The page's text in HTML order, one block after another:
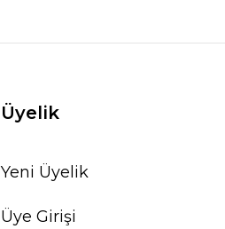
Üyelik
Yeni Üyelik
Üye Girişi